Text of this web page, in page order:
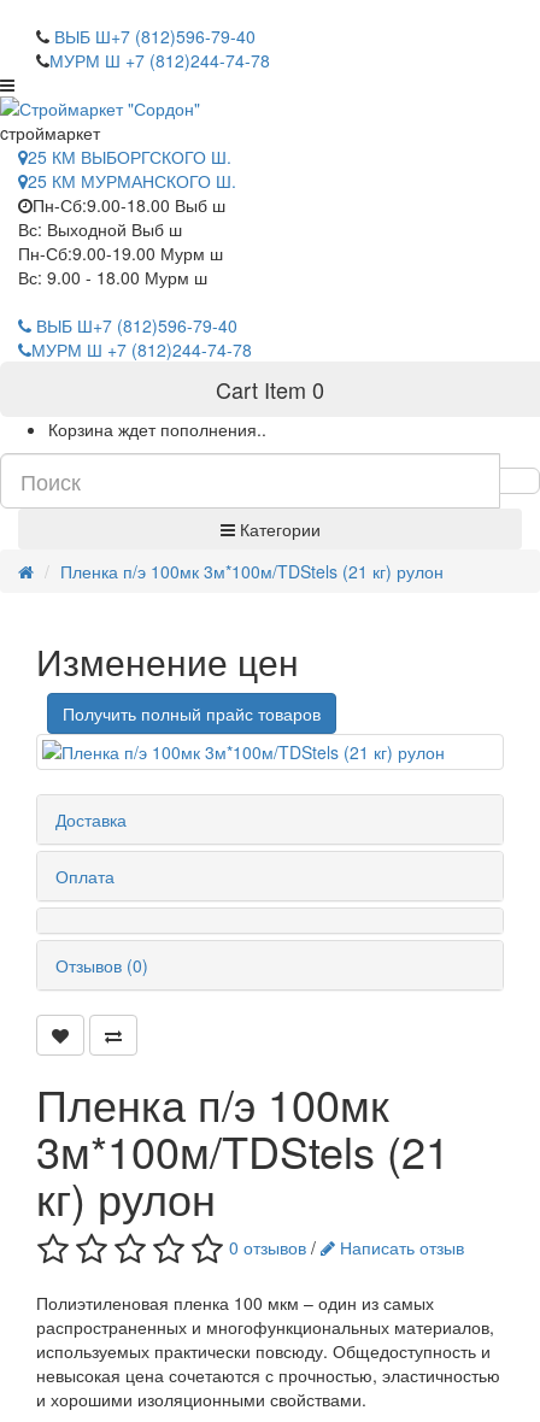
ВЫБ Ш+7 (812)596-79-40
МУРМ Ш +7 (812)244-74-78
cтроймаркет
25 КМ ВЫБОРГСКОГО Ш.
25 КМ МУРМАНСКОГО Ш.
Пн-Сб:9.00-18.00 Выб ш
Вс: Выходной Выб ш
Пн-Сб:9.00-19.00 Мурм ш
Вс: 9.00 - 18.00 Мурм ш
ВЫБ Ш+7 (812)596-79-40
МУРМ Ш +7 (812)244-74-78
Cart Item 0
Корзина ждет пополнения..
Категории
Пленка п/э 100мк 3м*100м/TDStels (21 кг) рулон
Изменение цен
Получить полный прайс товаров
Доставка
Оплата
Отзывов (0)
Пленка п/э 100мк
3м*100м/TDStels (21
кг) рулон
0 отзывов / Написать отзыв
Полиэтиленовая пленка 100 мкм – один из самых
распространенных и многофункциональных материалов,
используемых практически повсюду. Общедоступность и
невысокая цена сочетаются с прочностью, эластичностью
и хорошими изоляционными свойствами.